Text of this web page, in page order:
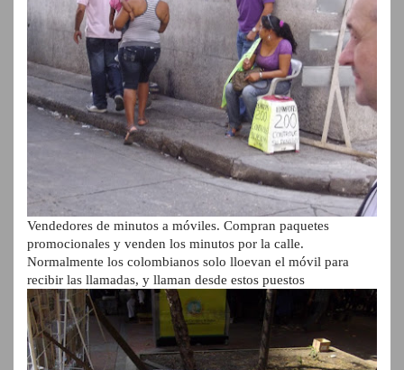
Vendedores de minutos a móviles. Compran paquetes
promocionales y venden los minutos por la calle.
Normalmente los colombianos solo lloevan el móvil para
recibir las llamadas, y llaman desde estos puestos